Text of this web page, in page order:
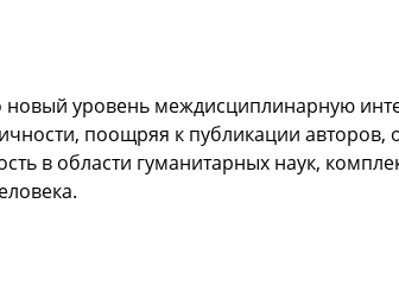
новый уровень междисциплинарную
поощряя к публикации
в области гуманитарных наук,